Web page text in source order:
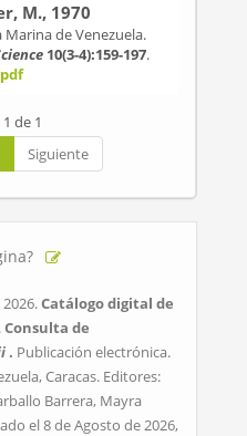
M., 1970
de Venezuela.
10(3-4):159-197.
de 1
Siguiente
2026.Catálogo digital de
.Consulta de
. Publicación electrónica.
Caracas. Editores:
Barrera, Mayra
el 8 de Agosto de 2026,